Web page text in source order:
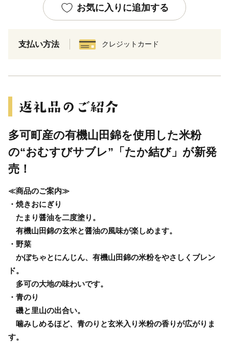
お気に入りに追加する
支払い方法 クレジットカード
多可町産の有機山田錦を使用した米粉
の“おむすびサブレ”「たか結び」が新発
売！
≪商品のご案内≫
・焼きおにぎり
たまり醤油を二度塗り。
有機山田錦の玄米と醤油の風味が楽しめます。
・野菜
かぼちゃとにんじん、有機山田錦の米粉をやさしくブレン
ド。
多可の大地の味わいです。
・青のり
磯と里山の出合い。
噛みしめるほど、青のりと玄米入り米粉の香りが広がりま
す。